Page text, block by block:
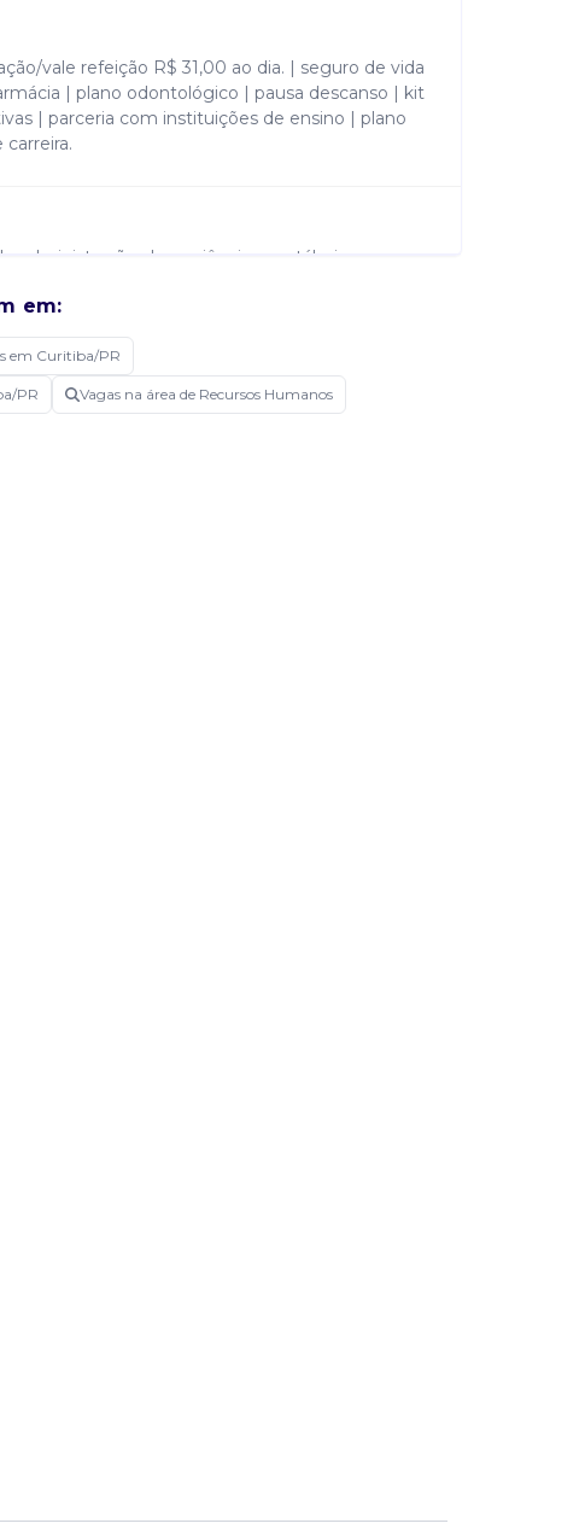
vale refeição R$ 31,00 ao dia. | seguro de vida
| plano odontológico | pausa descanso | kit
| parceria com instituições de ensino | plano
administração, rh ou ciências contábeis.
dos clientes e da contabilidade. | realizar
em:
em Curitiba/PR
PR Vagas na área de Recursos Humanos